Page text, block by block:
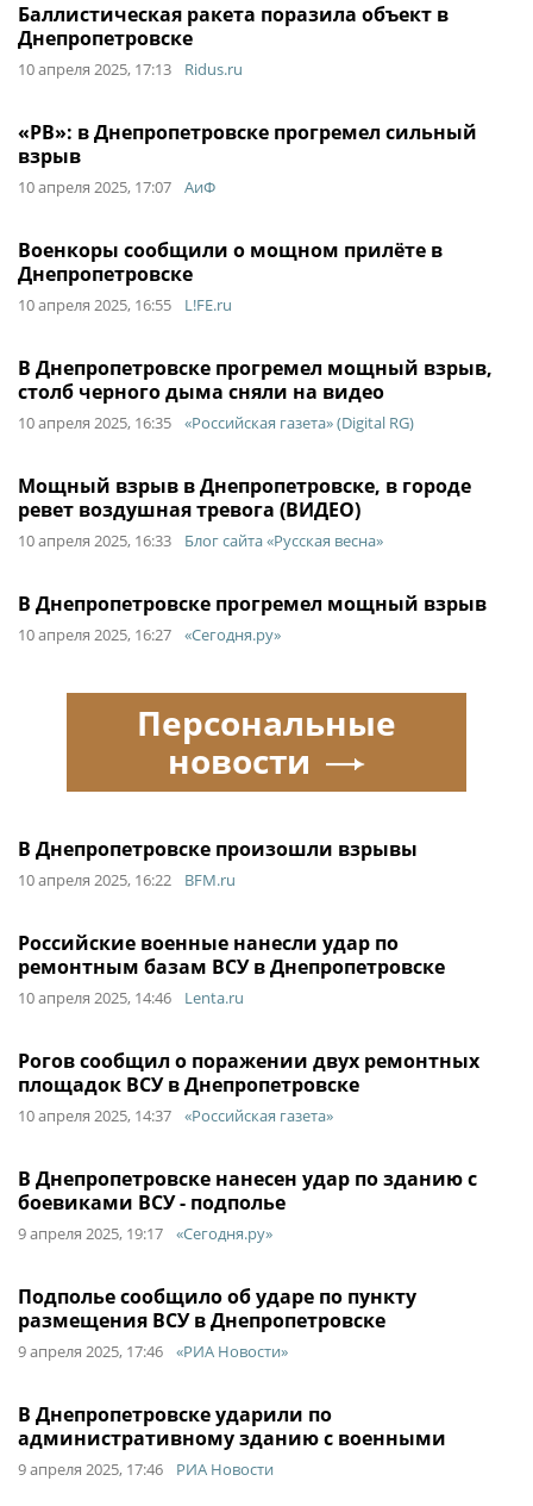
Баллистическая ракета поразила объект в
Днепропетровске
10 апреля 2025, 17:13 Ridus.ru
«РВ»: в Днепропетровске прогремел сильный
взрыв
10 апреля 2025, 17:07 АиФ
Военкоры сообщили о мощном прилёте в
Днепропетровске
10 апреля 2025, 16:55 L!FE.ru
В Днепропетровске прогремел мощный взрыв,
столб черного дыма сняли на видео
10 апреля 2025, 16:35 «Российская газета» (Digital RG)
Мощный взрыв в Днепропетровске, в городе
ревет воздушная тревога (ВИДЕО)
10 апреля 2025, 16:33 Блог сайта «Русская весна»
В Днепропетровске прогремел мощный взрыв
10 апреля 2025, 16:27 «Сегодня.ру»
В Днепропетровске произошли взрывы
10 апреля 2025, 16:22 BFM.ru
Российские военные нанесли удар по
ремонтным базам ВСУ в Днепропетровске
10 апреля 2025, 14:46 Lenta.ru
Рогов сообщил о поражении двух ремонтных
площадок ВСУ в Днепропетровске
10 апреля 2025, 14:37 «Российская газета»
В Днепропетровске нанесен удар по зданию с
боевиками ВСУ - подполье
9 апреля 2025, 19:17 «Сегодня.ру»
Подполье сообщило об ударе по пункту
размещения ВСУ в Днепропетровске
9 апреля 2025, 17:46 «РИА Новости»
В Днепропетровске ударили по
административному зданию с военными
9 апреля 2025, 17:46 РИА Новости
Персональные
новости